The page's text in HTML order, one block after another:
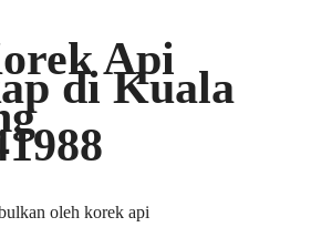
Api
di Kuala
oleh korek api